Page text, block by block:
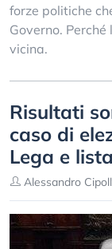
forze politiche
Governo.
vicina.
Risultati
caso di
Lega e
Alessandro